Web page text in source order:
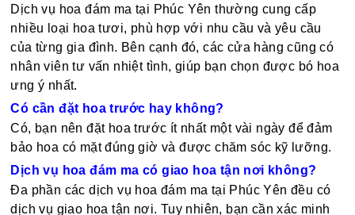
Dịch vụ hoa đám ma tại Phúc Yên thường cung cấp
nhiều loại hoa tươi, phù hợp với nhu cầu và yêu cầu
của từng gia đình. Bên cạnh đó, các cửa hàng cũng có
nhân viên tư vấn nhiệt tình, giúp bạn chọn được bó hoa
ưng ý nhất.
Có cần đặt hoa trước hay không?
Có, bạn nên đặt hoa trước ít nhất một vài ngày để đảm
bảo hoa có mặt đúng giờ và được chăm sóc kỹ lưỡng.
Dịch vụ hoa đám ma có giao hoa tận nơi không?
Đa phần các dịch vụ hoa đám ma tại Phúc Yên đều có
dịch vụ giao hoa tận nơi. Tuy nhiên, bạn cần xác minh